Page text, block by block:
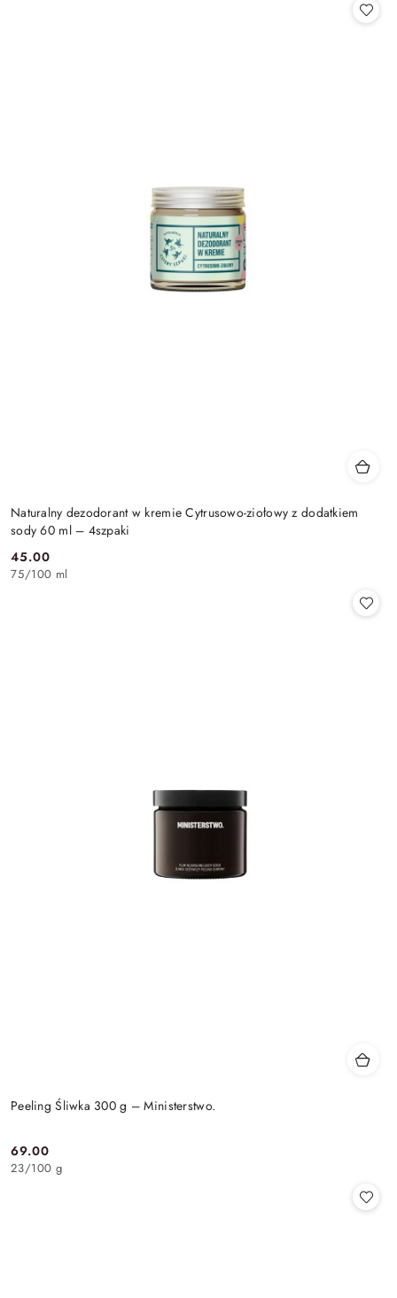
Naturalny dezodorant w kremie Cytrusowo-ziołowy z dodatkiem
sody 60 ml – 4szpaki
Cena:
45.00
75/100 ml
Peeling Śliwka 300 g – Ministerstwo.
Cena:
69.00
23/100 g